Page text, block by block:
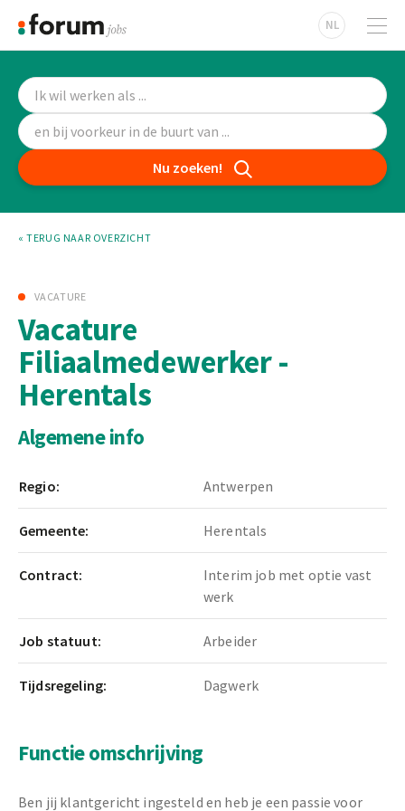
NL
Nu zoeken!
« TERUG NAAR OVERZICHT
VACATURE
Vacature
Filiaalmedewerker -
Herentals
Algemene info
Regio: Antwerpen
Gemeente: Herentals
Contract:
Interim job met optie vast
werk
Job statuut: Arbeider
Tijdsregeling: Dagwerk
Functie omschrijving
Ben jij klantgericht ingesteld en heb je een passie voor